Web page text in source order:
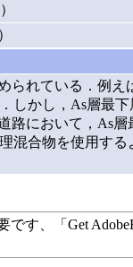
られている．例え
しかし，As層最
路において，As
混合物を使用す
す、「Get